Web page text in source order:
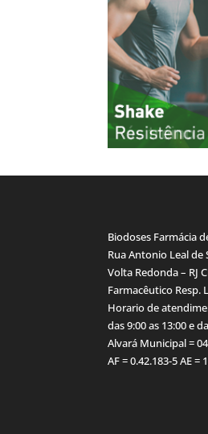
Biodoses Farmácia
Rua Antonio Leal de
Volta Redonda – RJ
Farmacêutico Resp.
Horario de
das 9:00 as 13:00 e
Alvará Municipal =
AF = 0.42.183-5 AE =